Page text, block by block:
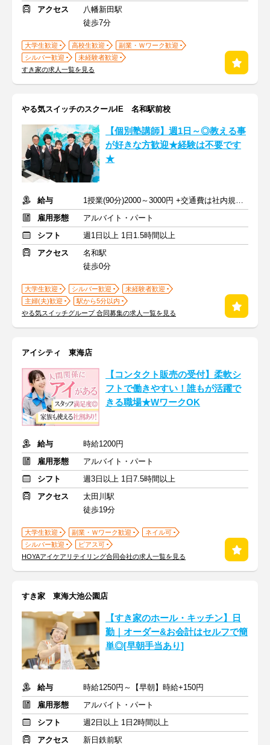
アクセス
八幡新田駅
徒歩7分
大学生歓迎 高校生歓迎
副業・Ｗワーク歓迎
シルバー歓迎
未経験者歓迎
すき家の求人一覧を見る
やる気スイッチのスクールIE 名和駅前校
【個別塾講師】週1日～◎教える事
が好きな方歓迎★経験は不要です
★
給与
1授業(90分)2000～3000円 +交通費は社内規定に準じて支給
雇用形態
アルバイト・パート
シフト
週1日以上 1日1.5時間以上
アクセス
名和駅
徒歩0分
大学生歓迎 シルバー歓迎
未経験者歓迎
主婦(夫)歓迎
駅から5分以内
やる気スイッチグループ 合同募集の求人一覧を見る
アイシティ 東海店
【コンタクト販売の受付】柔軟シ
フトで働きやすい！誰もが活躍で
きる職場★WワークOK
給与
時給1200円
雇用形態
アルバイト・パート
シフト
週3日以上 1日7.5時間以上
アクセス
太田川駅
徒歩19分
大学生歓迎 副業・Ｗワーク歓迎
ネイル可
シルバー歓迎
ピアス可
HOYAアイケアリテイリング合同会社の求人一覧を見る
すき家 東海大池公園店
【すき家のホール・キッチン】日
勤｜オーダー&お会計はセルフで簡
単◎[早朝手当あり]
給与
時給1250円～【早朝】時給+150円
雇用形態
アルバイト・パート
シフト
週2日以上 1日2時間以上
アクセス
新日鉄前駅